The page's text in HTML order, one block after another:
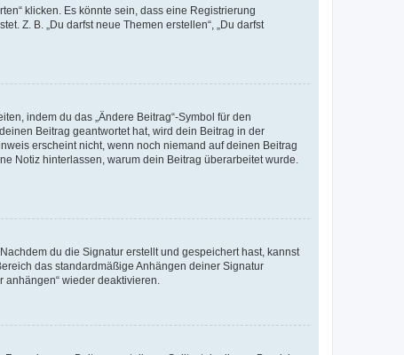
klicken. Es könnte sein, dass eine Registrierung
Z. B. „Du darfst neue Themen erstellen“, „Du darfst
indem du das „Ändere Beitrag“-Symbol für den
Beitrag geantwortet hat, wird dein Beitrag in der
erscheint nicht, wenn noch niemand auf deinen Beitrag
Notiz hinterlassen, warum dein Beitrag überarbeitet wurde.
du die Signatur erstellt und gespeichert hast, kannst
das standardmäßige Anhängen deiner Signatur
wieder deaktivieren.